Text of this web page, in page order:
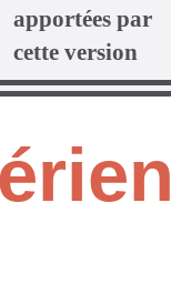
apportées par
cette version